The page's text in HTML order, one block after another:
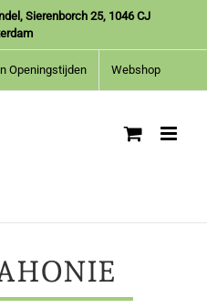
Sierenborch 25, 1046 CJ
Openingstijden Webshop